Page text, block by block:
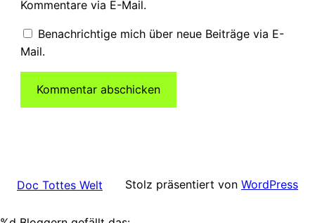
Kommentare via E-Mail.
Benachrichtige mich über neue Beiträge via E-
Mail.
Doc Tottes Welt Stolz präsentiert von WordPress